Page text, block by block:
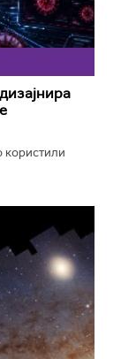
користили